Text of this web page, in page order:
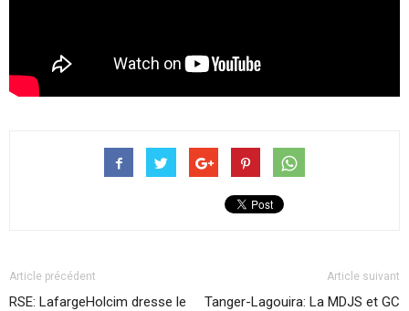
Article précédent
RSE: LafargeHolcim dresse le
Article suivant
Tanger-Lagouira: La MDJS et GC